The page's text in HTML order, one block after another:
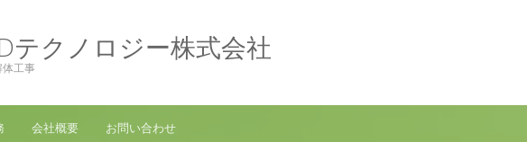
テクノロジー株式会社
工事
会社概要 お問い合わせ